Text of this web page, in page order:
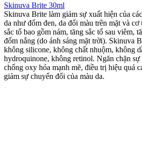
Skinuva Brite 30ml
Skinuva Brite làm giảm sự xuất hiện của
da như đốm đen, da đổi màu trên mặt và
sắc tố bao gồm nám, tăng sắc tố sau viêm,
đốm nắng (do ánh sáng mặt trời). Skinuva
không silicone, không chất nhuộm, không
hydroquinone, không retinol. Ngăn chặn sự
chống oxy hóa mạnh mẽ, điều trị hiệu quả
giảm sự chuyển đổi của màu da.